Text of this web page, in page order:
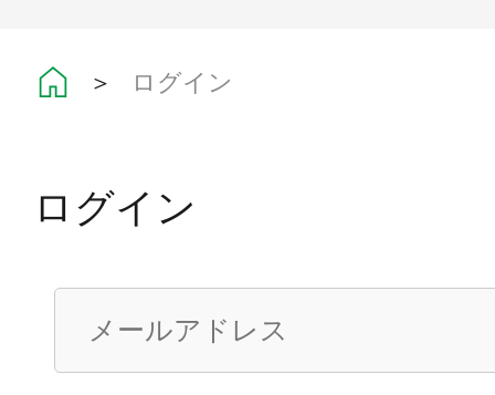
＞ ログイン
ログイン